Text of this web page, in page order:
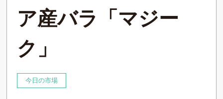
ア産バラ「マジー
ク」
今日の市場